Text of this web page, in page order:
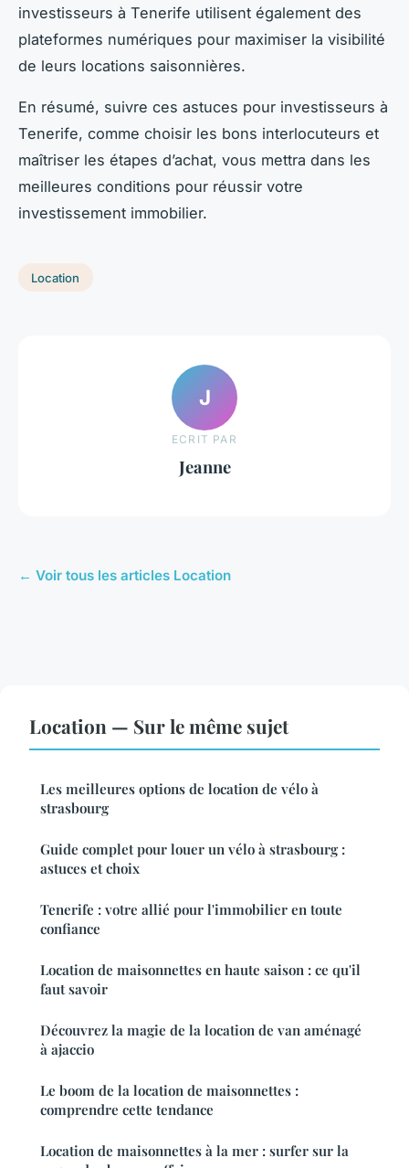
investisseurs à Tenerife utilisent également des
plateformes numériques pour maximiser la visibilité
de leurs locations saisonnières.
En résumé, suivre ces astuces pour investisseurs à
Tenerife, comme choisir les bons interlocuteurs et
maîtriser les étapes d’achat, vous mettra dans les
meilleures conditions pour réussir votre
investissement immobilier.
Location
J
ECRIT PAR
Jeanne
← Voir tous les articles Location
Location — Sur le même sujet
Les meilleures options de location de vélo à
strasbourg
Guide complet pour louer un vélo à strasbourg :
astuces et choix
Tenerife : votre allié pour l'immobilier en toute
confiance
Location de maisonnettes en haute saison : ce qu'il
faut savoir
Découvrez la magie de la location de van aménagé
à ajaccio
Le boom de la location de maisonnettes :
comprendre cette tendance
Location de maisonnettes à la mer : surfer sur la